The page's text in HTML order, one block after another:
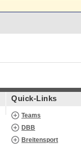
Quick-Links
Teams
DBB
Breitensport